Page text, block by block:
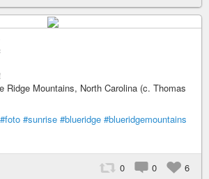
Ridge Mountains, North Carolina (c. Thomas
#foto #sunrise #blueridge #blueridgemountains
0 0 6